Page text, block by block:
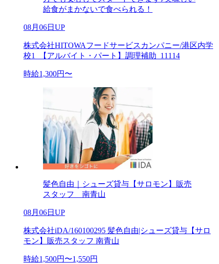
給食がまかないで食べられる！
08月06日UP
株式会社HITOWAフードサービスカンパニー/港区内学
校1_【アルバイト・パート】調理補助_11114
時給1,300円〜
髪色自由｜シューズ貸与【サロモン】販売
スタッフ 南青山
08月06日UP
株式会社iDA/160100295 髪色自由|シューズ貸与【サロ
モン】販売スタッフ 南青山
時給1,500円〜1,550円